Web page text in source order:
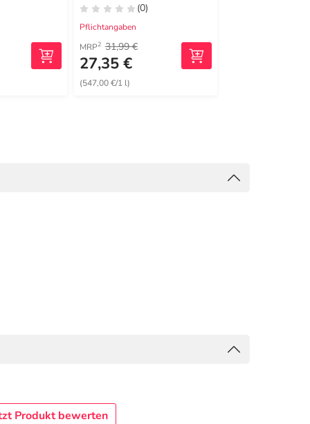
(0)
Pflichtangaben
MRP2 31,99 €
27,35 €
(547,00 €/1 l)
Produkt bewerten